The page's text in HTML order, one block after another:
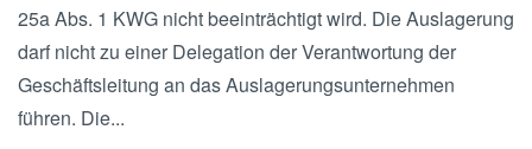
25a Abs. 1 KWG nicht beeinträchtigt wird. Die Auslagerung
darf nicht zu einer Delegation der Verantwortung der
Geschäftsleitung an das Auslagerungsunternehmen
führen. Die...